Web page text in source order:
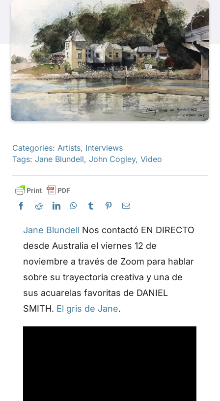
Productos
Eventos
Blog
Recursos
Encuentra un minorista
Contáctanos
Categories: Artists, Interviews
Tags: Jane Blundell, John Cogley, Video
Jane Blundell Nos contactó EN DIRECTO
desde Australia el viernes 12 de
noviembre a través de Zoom para hablar
sobre su trayectoria creativa y una de
sus acuarelas favoritas de DANIEL
SMITH. El gris de Jane.